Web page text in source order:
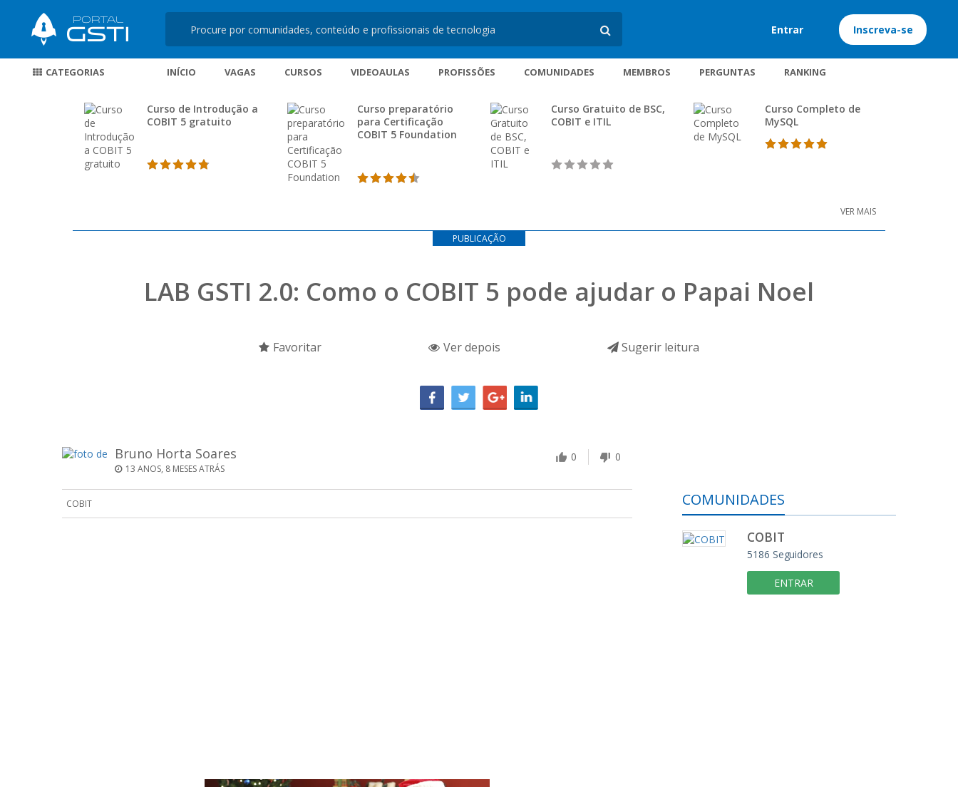
Entrar Inscreva-se
CATEGORIAS INÍCIO VAGAS CURSOS VIDEOAULAS PROFISSÕES COMUNIDADES MEMBROS PERGUNTAS RANKING
Curso de Introdução a
COBIT 5 gratuito
Curso preparatório
para Certificação
COBIT 5 Foundation
Curso Gratuito de BSC,
COBIT e ITIL
Curso Completo de
MySQL
VER MAIS
PUBLICAÇÃO
LAB GSTI 2.0: Como o COBIT 5 pode ajudar o Papai Noel
Favoritar Ver depois Sugerir leitura
Bruno Horta Soares
13 ANOS, 8 MESES ATRÁS
0 0
COBIT COMUNIDADES
COBIT
5186 Seguidores
ENTRAR